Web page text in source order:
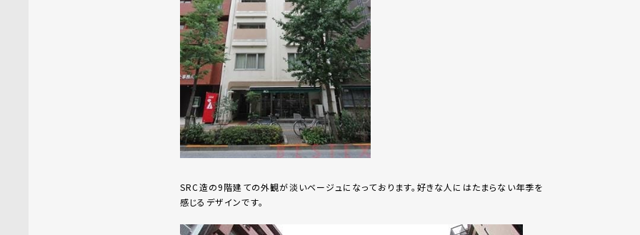
SRC造の9階建ての外観が淡いベージュになっております。好きな人にはたまらない年季を
感じるデザインです。